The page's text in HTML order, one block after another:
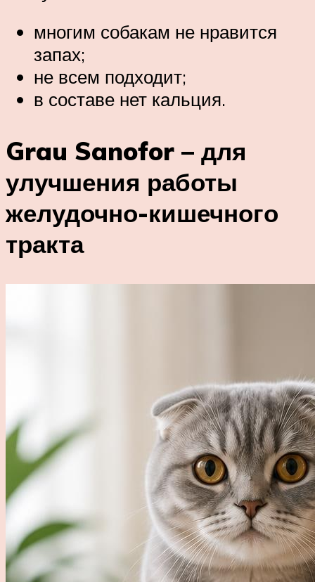
многим собакам не нравится
запах;
не всем подходит;
в составе нет кальция.
Grau Sanofor – для
улучшения работы
желудочно-кишечного
тракта